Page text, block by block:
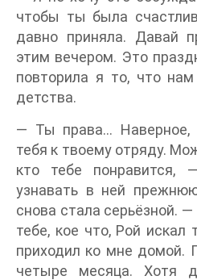
чтобы ты была
давно приняла. Давай
этим вечером. Это
повторила я то, что
детства.
— Ты права… Наверное,
тебя к твоему отряду.
кто тебе понравится,
узнавать в ней
снова стала серьёзной.
тебе, кое что, Рой искал
приходил ко мне домой.
четыре месяца. Хотя